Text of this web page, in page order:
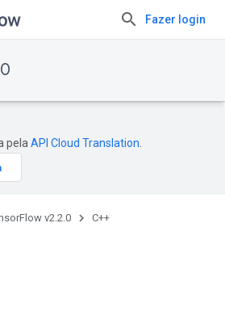
Fazer login
pela API Cloud Translation
v2.2.0 C++